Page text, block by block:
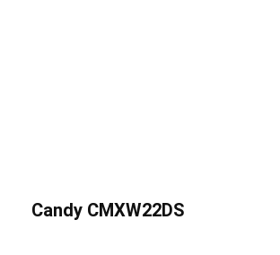
Candy CMXW22DS